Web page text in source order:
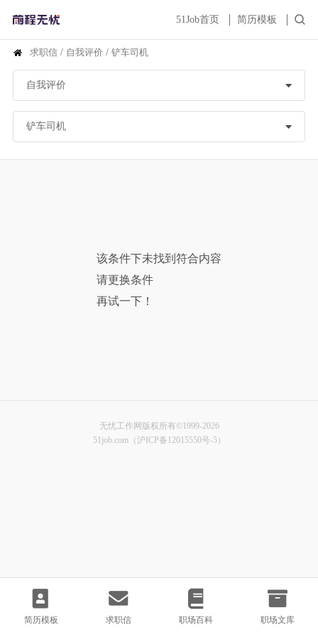
51Job首页 简历模板
简历模板 求职信 职场百科 职场文库
求职信 / 自我评价 / 铲车司机
该条件下未找到符合内容
请更换条件
再试一下！
无忧工作网版权所有©1999-2026
51job.com（沪ICP备12015550号-5）